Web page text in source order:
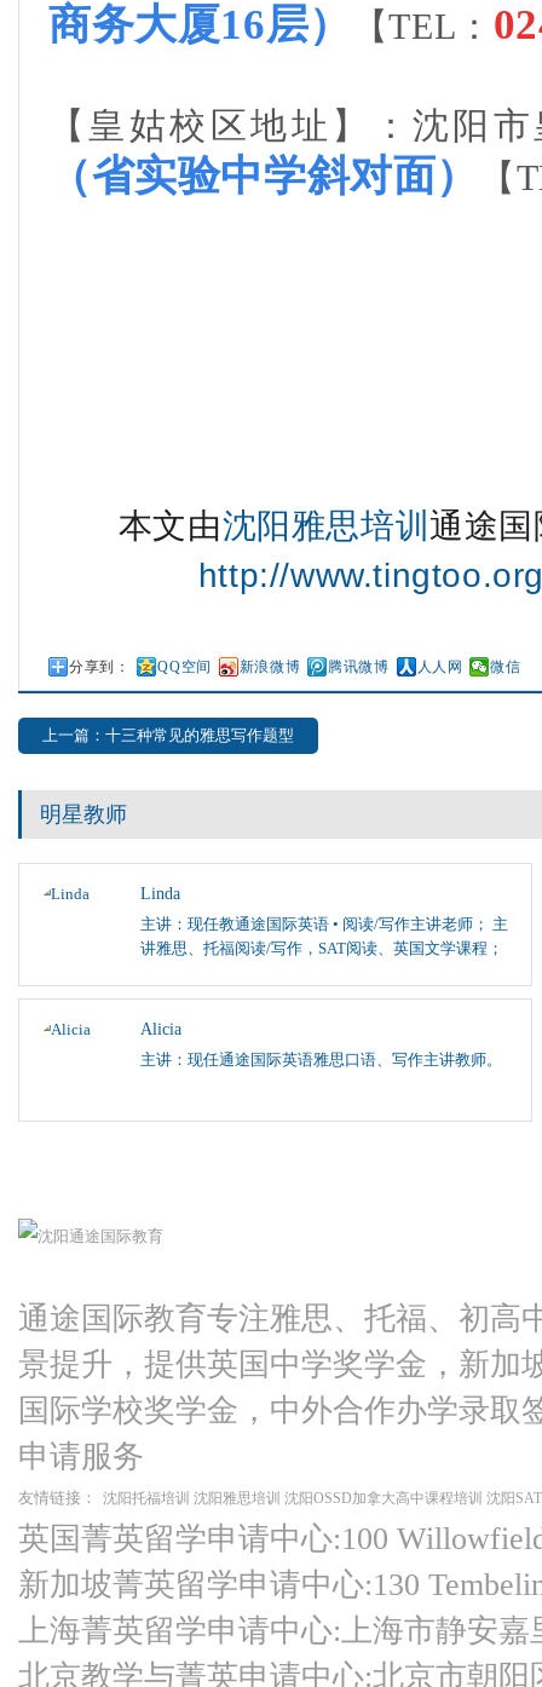
商务大厦16层） 【TEL：
【皇姑校区地址】：沈阳
（省实验中学斜对面） 【
本文由沈阳雅思培训 通途
http://
分享到： QQ空间 新浪微博 腾讯微博 人人网 微信
上一篇：十三种常见的雅思写作题型
明星教师
Linda
主讲：现任教通途国际英语 • 阅读/写作主讲老师； 主
讲雅思、托福阅读/写作，SAT阅读、英国文学课程；
Alicia
主讲：现任通途国际英语雅思口语、写作主讲教师。
通途国际教育专注雅思、托福、初高
景提升，提供英国中学奖学金，新加
国际学校奖学金，中外合作办学录取
申请服务
友情链接： 沈阳托福培训 沈阳雅思培训 沈阳OSSD加拿大高中课程培训 沈阳
英国菁英留学申请中心:100
新加坡菁英留学申请中心:130
上海菁英留学申请中心:上海市静安嘉
北京教学与菁英申请中心:北京市朝